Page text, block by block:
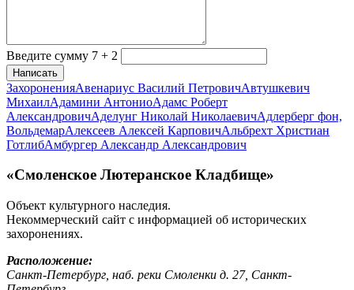
Введите сумму 7 + 2
Написать
ЗахороненияАвенариус Василий ПетровичАвтушкевич
МихаилАдамини АнтониоАдамс Роберт
АлександровичАделунг Николай НиколаевичАдлерберг фон,
ВольдемарАлексеев Алексей КарповичАльбрехт Христиан
ГотлибАмбургер Александр Александрович
«Смоленское Лютеранское Кладбище»
Объект культурного наследия.
Некоммерческий сайт с информацией об исторических
захоронениях.
Расположение:
Санкт-Петербург, наб. реки Смоленки д. 27, Санкт-